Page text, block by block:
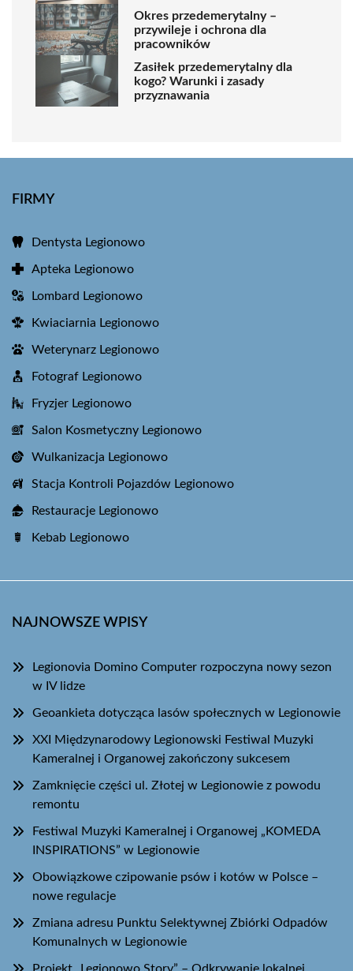
Okres przedemerytalny –
przywileje i ochrona dla
pracowników
Zasiłek przedemerytalny dla
kogo? Warunki i zasady
przyznawania
FIRMY
Dentysta Legionowo
Apteka Legionowo
Lombard Legionowo
Kwiaciarnia Legionowo
Weterynarz Legionowo
Fotograf Legionowo
Fryzjer Legionowo
Salon Kosmetyczny Legionowo
Wulkanizacja Legionowo
Stacja Kontroli Pojazdów Legionowo
Restauracje Legionowo
Kebab Legionowo
NAJNOWSZE WPISY
Legionovia Domino Computer rozpoczyna nowy sezon
w IV lidze
Geoankieta dotycząca lasów społecznych w Legionowie
XXI Międzynarodowy Legionowski Festiwal Muzyki
Kameralnej i Organowej zakończony sukcesem
Zamknięcie części ul. Złotej w Legionowie z powodu
remontu
Festiwal Muzyki Kameralnej i Organowej „KOMEDA
INSPIRATIONS” w Legionowie
Obowiązkowe czipowanie psów i kotów w Polsce –
nowe regulacje
Zmiana adresu Punktu Selektywnej Zbiórki Odpadów
Komunalnych w Legionowie